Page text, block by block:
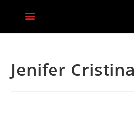
Jenifer Cristina